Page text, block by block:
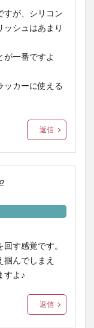
すが、シリコン
ッシュはあまり
が一番ですよ
ッカーに使える
返信
す感覚です。
んでしまえ
すよ♪
返信